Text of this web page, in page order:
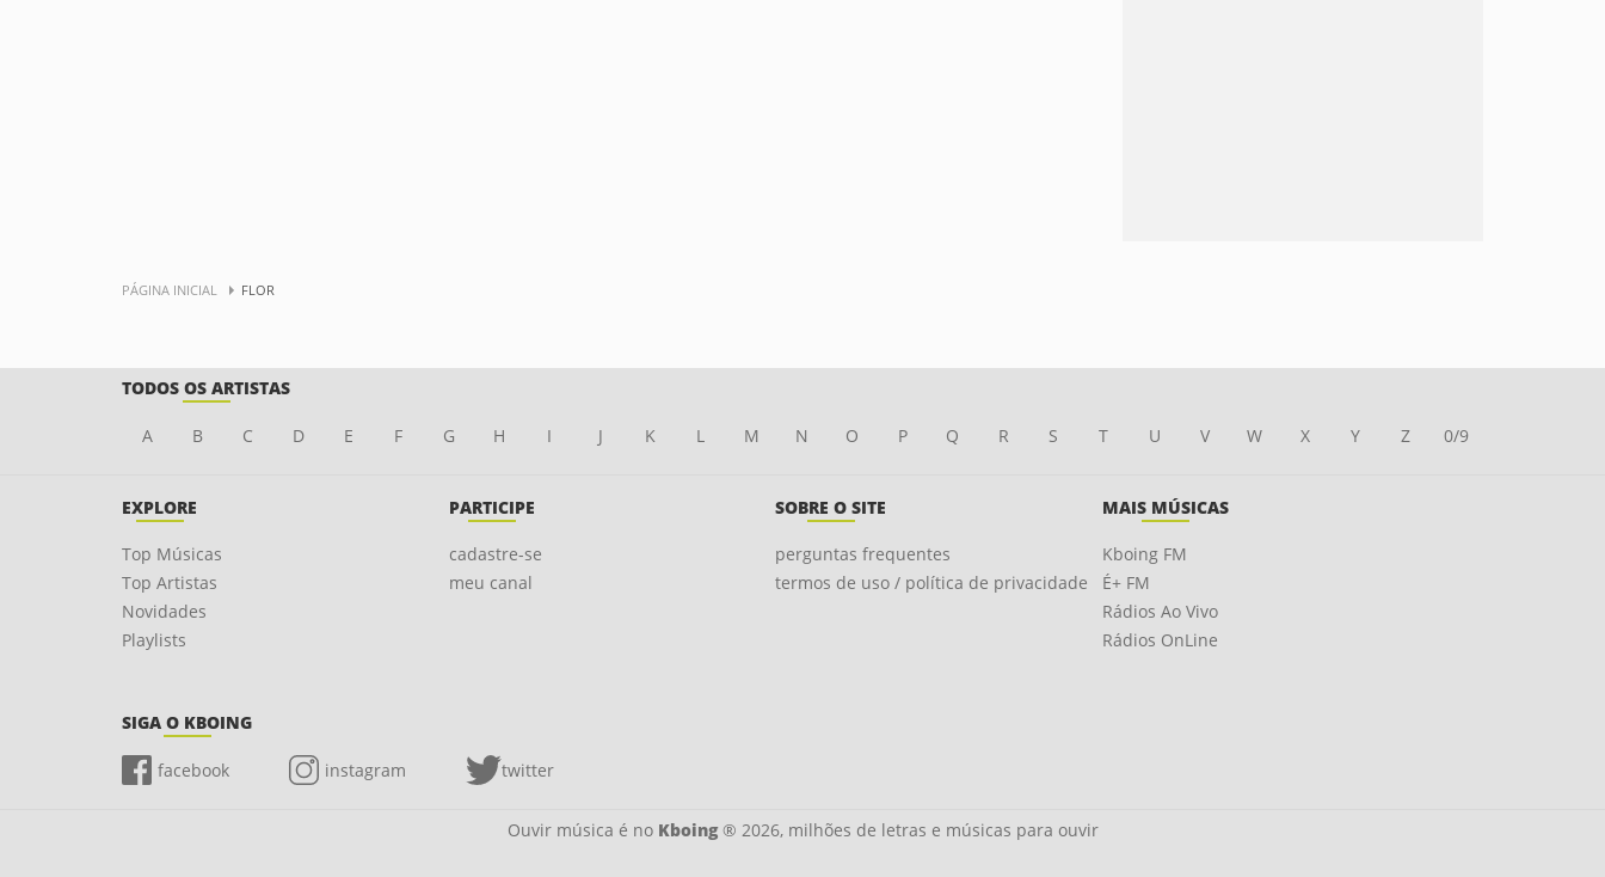
PÁGINA INICIAL FLOR
TODOS OS ARTISTAS
A B C D E F G H I J K L M N O P Q R S T U V W X Y Z 0/9
EXPLORE
Top Músicas
Top Artistas
Novidades
Playlists
PARTICIPE
cadastre-se
meu canal
SOBRE O SITE
perguntas frequentes
termos de uso / política de privacidade
MAIS MÚSICAS
Kboing FM
É+ FM
Rádios Ao Vivo
Rádios OnLine
SIGA O KBOING
facebook instagram twitter
Ouvir música é no Kboing® 2026, milhões de letras e músicas para ouvir